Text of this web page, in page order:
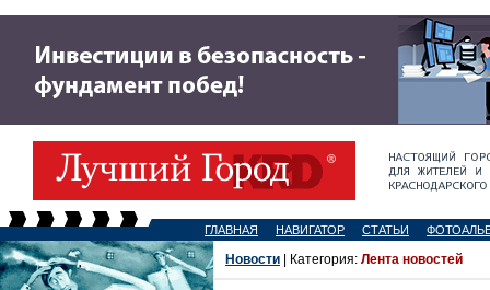
ГЛАВНАЯ НАВИГАТОР СТАТЬИ
Новости | Категория: Лента новостей